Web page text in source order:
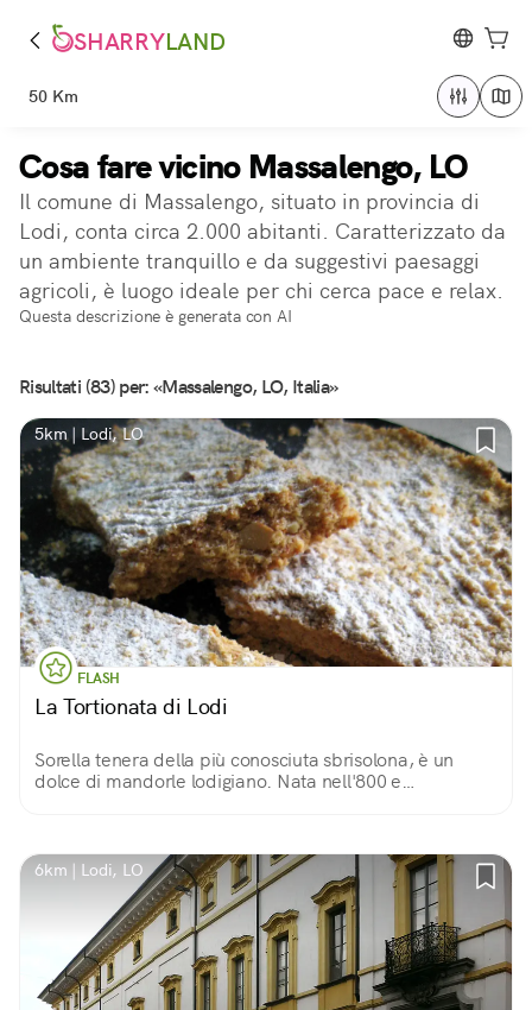
SHARRYLAND
50 Km
Cosa fare vicino Massalengo, LO
Il comune di Massalengo, situato in provincia di
Lodi, conta circa 2.000 abitanti. Caratterizzato da
un ambiente tranquillo e da suggestivi paesaggi
agricoli, è luogo ideale per chi cerca pace e relax.
Questa descrizione è generata con AI
Risultati (83) per: «Massalengo, LO, Italia»
5km | Lodi, LO
FLASH
La Tortionata di Lodi
Sorella tenera della più conosciuta sbrisolona, è un
dolce di mandorle lodigiano. Nata nell'800 e
6km | Lodi, LO